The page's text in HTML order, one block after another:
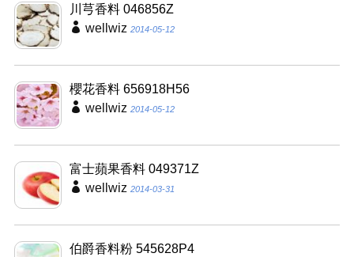
川芎香料 046856Z
wellwiz 2014-05-12
櫻花香料 656918H56
wellwiz 2014-05-12
富士蘋果香料 049371Z
wellwiz 2014-03-31
伯爵香料粉 545628P4